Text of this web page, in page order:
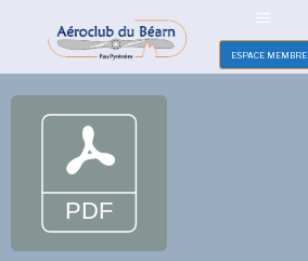
ESPACE MEMBRE